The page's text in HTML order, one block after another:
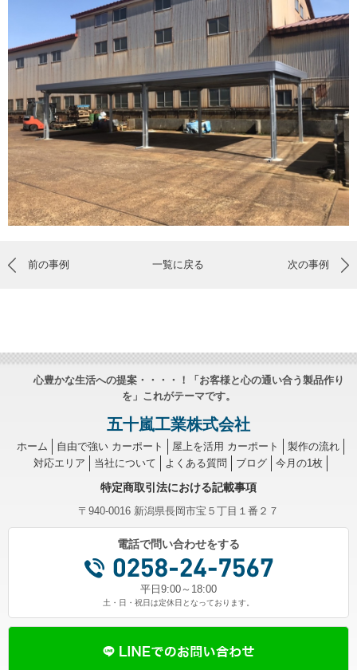
前の事例 一覧に戻る 次の事例
心豊かな生活への提案・・・・！「お客様と心の通い合う製品作り
を」これがテーマです。
五十嵐工業株式会社
ホーム 自由で強い カーポート 屋上を活用 カーポート
製作の流れ
対応エリア
当社について よくある質問 ブログ 今月の1枚
特定商取引法における記載事項
〒940-0016 新潟県長岡市宝５丁目１番２７
電話で問い合わせをする
平日9:00～18:00
土・日・祝日は定休日となっております。